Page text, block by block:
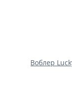
Воблер